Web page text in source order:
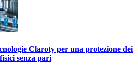
Claroty per una protezione dei
senza pari